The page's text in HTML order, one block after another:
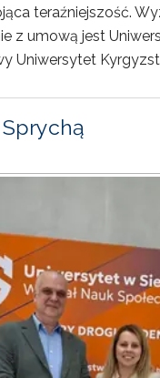
teraźniejszość.
z umową jest
Uniwersytet